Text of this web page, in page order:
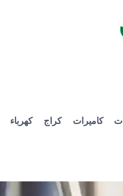
كاميرات كراج كهرباء